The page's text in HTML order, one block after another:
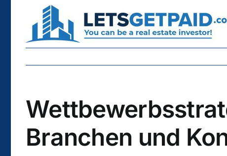
content
Branchen und